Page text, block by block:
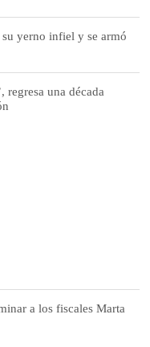
yerno infiel y se armó
regresa una década
a los fiscales Marta